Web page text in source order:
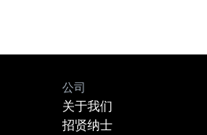
公司
关于我们
招贤纳士